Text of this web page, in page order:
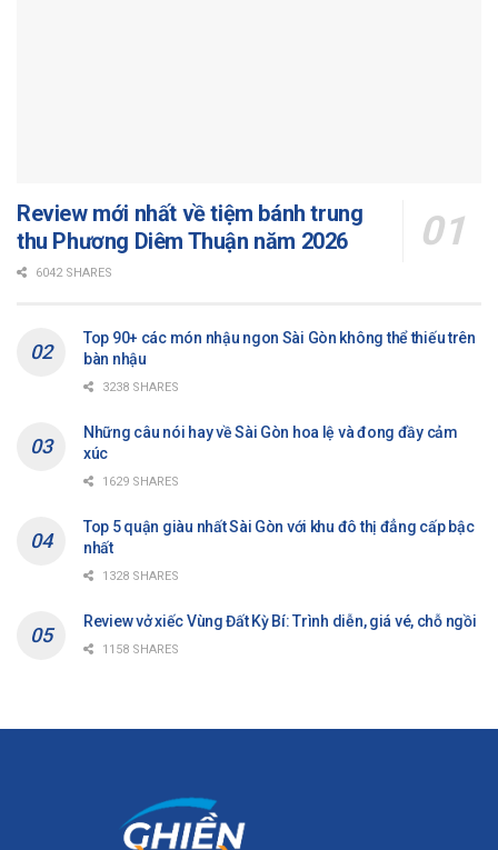
Review mới nhất về tiệm bánh trung
thu Phương Diêm Thuận năm 2026
6042 SHARES
Top 90+ các món nhậu ngon Sài Gòn không thể thiếu trên
bàn nhậu
3238 SHARES
Những câu nói hay về Sài Gòn hoa lệ và đong đầy cảm
xúc
1629 SHARES
Top 5 quận giàu nhất Sài Gòn với khu đô thị đẳng cấp bậc
nhất
1328 SHARES
Review vở xiếc Vùng Đất Kỳ Bí: Trình diễn, giá vé, chỗ ngồi
1158 SHARES